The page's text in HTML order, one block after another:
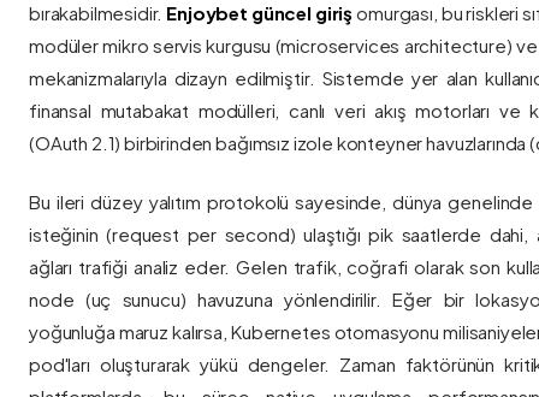
bırakabilmesidir. Enjoybet güncel giriş omurgası, bu riskleri
modüler mikro servis kurgusu (microservices architecture)
mekanizmalarıyla dizayn edilmiştir. Sistemde yer alan
finansal mutabakat modülleri, canlı veri akış motorları ve
(OAuth 2.1) birbirinden bağımsız izole konteyner havuzlarında
Bu ileri düzey yalıtım protokolü sayesinde, dünya genelinde
isteğinin (request per second) ulaştığı pik saatlerde dahi,
ağları trafiği analiz eder. Gelen trafik, coğrafi olarak son
node (uç sunucu) havuzuna yönlendirilir. Eğer bir
yoğunluğa maruz kalırsa, Kubernetes otomasyonu
pod'ları oluşturarak yükü dengeler. Zaman faktörünün